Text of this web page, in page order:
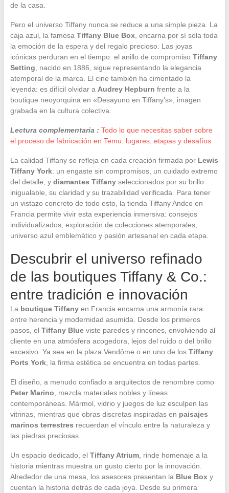
de la casa.
Pero el universo Tiffany nunca se reduce a una simple pieza. La
caja azul, la famosa Tiffany Blue Box, encarna por sí sola toda
la emoción de la espera y del regalo precioso. Las joyas
icónicas perduran en el tiempo: el anillo de compromiso Tiffany
Setting , nacido en 1886, sigue representando la elegancia
atemporal de la marca. El cine también ha cimentado la
leyenda: es difícil olvidar a Audrey Hepburn frente a la
boutique neoyorquina en «Desayuno en Tiffany’s», imagen
grabada en la cultura colectiva.
Lectura complementaria : Todo lo que necesitas saber sobre
el proceso de fabricación en Temu: lugares, etapas y desafíos
La calidad Tiffany se refleja en cada creación firmada por Lewis
Tiffany York: un engaste sin compromisos, un cuidado extremo
del detalle, y diamantes Tiffanyseleccionados por su brillo
inigualable, su claridad y su trazabilidad verificada. Para tener
un vistazo concreto de todo esto, la tienda Tiffany Andco en
Francia permite vivir esta experiencia inmersiva: consejos
individualizados, exploración de colecciones atemporales,
universo azul emblemático y pasión artesanal en cada etapa.
Descubrir el universo refinado
de las boutiques Tiffany & Co.:
entre tradición e innovación
La boutique Tiffanyen Francia encarna una armonía rara
entre herencia y modernidad asumida. Desde los primeros
pasos, el Tiffany Blueviste paredes y rincones, envolviendo al
cliente en una atmósfera acogedora, lejos del ruido o del brillo
excesivo. Ya sea en la plaza Vendôme o en uno de los Tiffany
Ports York, la firma estética se encuentra en todas partes.
El diseño, a menudo confiado a arquitectos de renombre como
Peter Marino , mezcla materiales nobles y líneas
contemporáneas. Mármol, vidrio y juegos de luz esculpen las
vitrinas, mientras que obras discretas inspiradas en paisajes
marinos terrestres recuerdan el vínculo entre la naturaleza y
las piedras preciosas.
Un espacio dedicado, el Tiffany Atrium, rinde homenaje a la
historia mientras muestra un gusto cierto por la innovación.
Alrededor de una mesa, los asesores presentan la Blue Boxy
cuentan la historia detrás de cada joya. Desde su primera